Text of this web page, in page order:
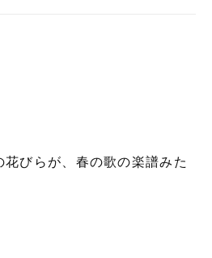
びらが、春の歌の楽譜みた